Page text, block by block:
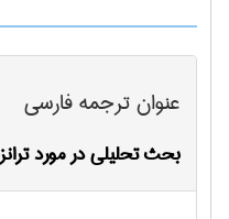
عنوان ترجمه فارسی
بحث تحلیلی در مورد